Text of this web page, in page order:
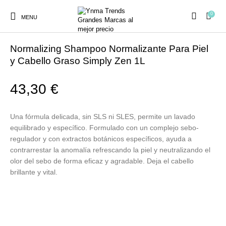
MENU
0
Ambientadores y
CURSOS
PRESENCIALES
HIGIENE Juegos y juguetes
Simplyzen /
Normalizing Shampoo Normalizante Para Piel
y Cabello Graso Simply Zen 1L
43,30€
Una fórmula delicada, sin SLS ni SLES, permite un lavado
equilibrado y específico. Formulado con un complejo sebo-
regulador y con extractos botánicos específicos, ayuda a
contrarrestar la anomalía refrescando la piel y neutralizando el
olor del sebo de forma eficaz y agradable. Deja el cabello
brillante y vital.